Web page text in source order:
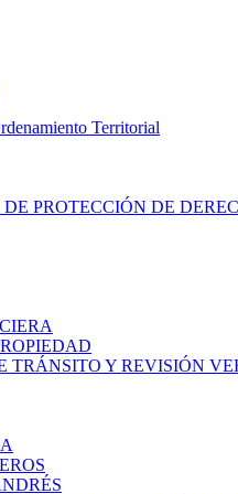
Territorial
PROTECCIÓN DE
TRÁNSITO Y REVISIÓN